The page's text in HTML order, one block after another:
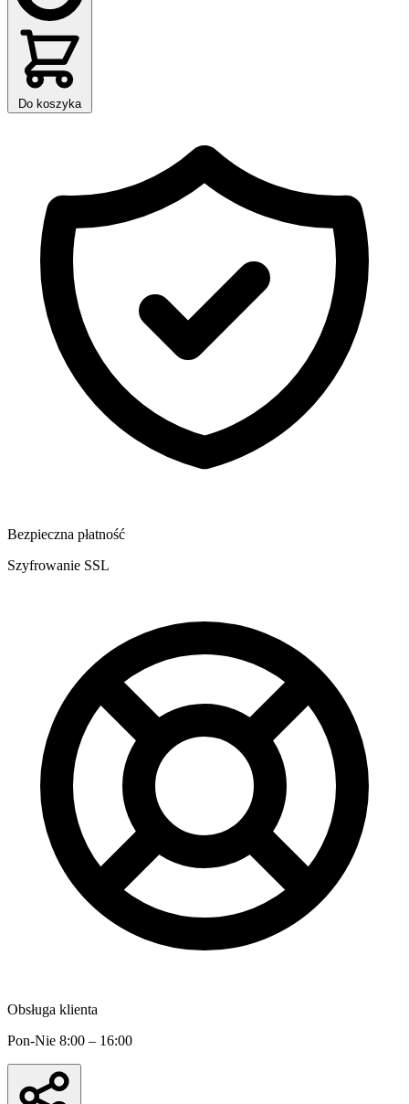
Do koszyka
Bezpieczna płatność
Szyfrowanie SSL
Obsługa klienta
Pon-Nie 8:00 – 16:00